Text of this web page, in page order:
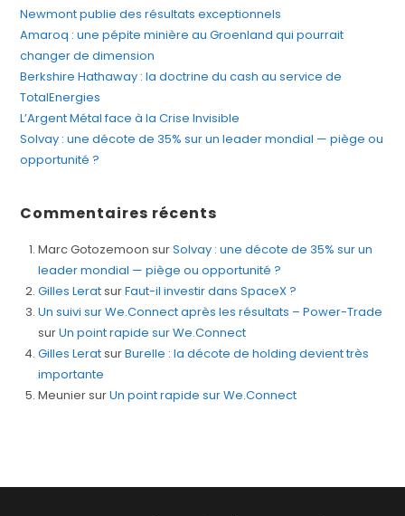
Newmont publie des résultats exceptionnels
Amaroq : une pépite minière au Groenland qui pourrait
changer de dimension
Berkshire Hathaway : la doctrine du cash au service de
TotalEnergies
L’Argent Métal face à la Crise Invisible
Solvay : une décote de 35% sur un leader mondial — piège ou
opportunité ?
Commentaires récents
Marc Gotozemoon surSolvay : une décote de 35% sur un
leader mondial — piège ou opportunité ?
Gilles LeratsurFaut-il investir dans SpaceX ?
Un suivi sur We.Connect après les résultats – Power-Trade
surUn point rapide sur We.Connect
Gilles LeratsurBurelle : la décote de holding devient très
importante
MeuniersurUn point rapide sur We.Connect